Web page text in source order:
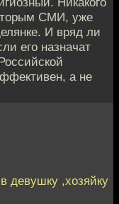
СМИ, уже
И вряд ли
его назначат
а не
девушку ,хозяйку